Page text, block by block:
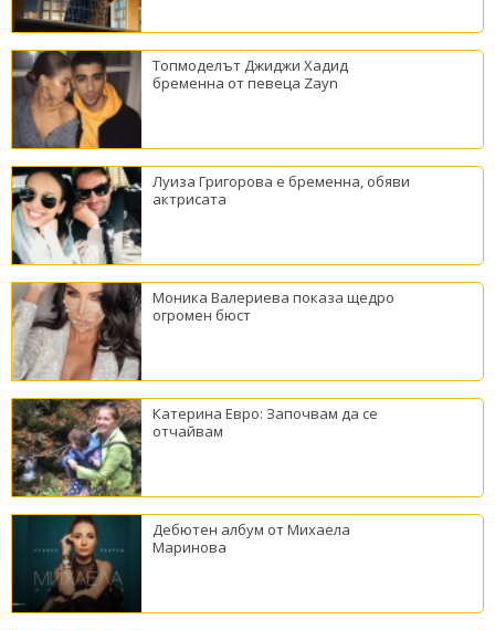
Топмоделът Джиджи Хадид
бременна от певеца Zayn
Луиза Григорова е бременна, обяви
актрисата
Моника Валериева показа щедро
огромен бюст
Катерина Евро: Започвам да се
отчайвам
Дебютен албум от Михаела
Маринова